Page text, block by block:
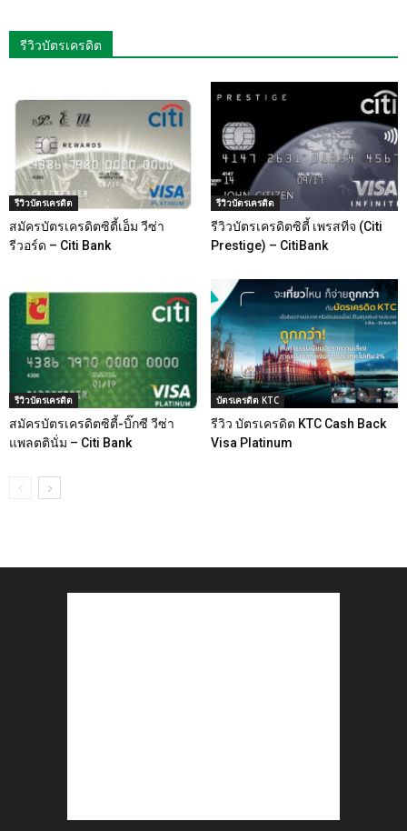
รีวิวบัตรเครดิต
รีวิวบัตรเครดิต
สมัครบัตรเครดิตซิตี้เอ็ม วีซ่า
รีวอร์ด – Citi Bank
รีวิวบัตรเครดิต
รีวิวบัตรเครดิตซิตี้ เพรสทีจ (Citi
Prestige) – CitiBank
รีวิวบัตรเครดิต
สมัครบัตรเครดิตซิตี้-บิ๊กซี วีซ่า
แพลตตินั่ม – Citi Bank
บัตรเครดิต KTC
รีวิว บัตรเครดิต KTC Cash Back
Visa Platinum